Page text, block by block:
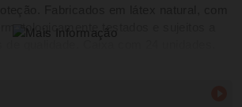
testados e sujeitos a